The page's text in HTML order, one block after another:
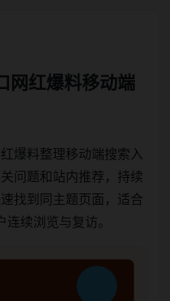
网红爆料移动端
爆料整理移动端搜索入
问题和站内推荐，持续
找到同主题页面，适合
续浏览与复访。